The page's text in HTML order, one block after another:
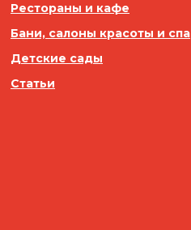
Рестораны и кафе
Бани, салоны красоты и спа
Детские сады
Статьи